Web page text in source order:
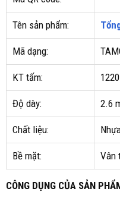
Tên sản phẩm:
Mã dạng:
KT tấm:
Độ dày: 2.6
Chất liệu:
Bề mặt: Vân
CÔNG DỤNG CỦA SẢN